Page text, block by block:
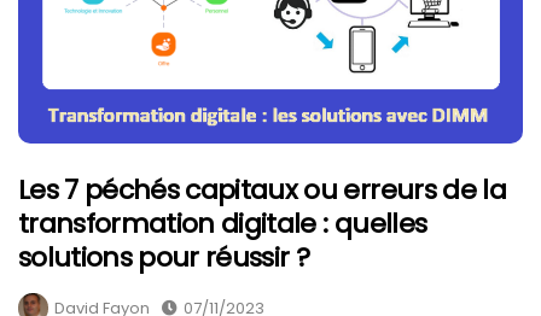
Les 7 péchés capitaux ou erreurs de la
transformation digitale : quelles
solutions pour réussir ?
David Fayon 07/11/2023